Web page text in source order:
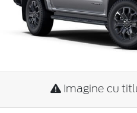
Imagine cu